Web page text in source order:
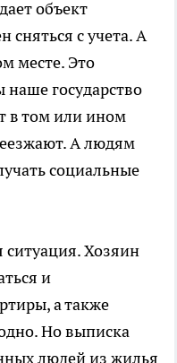
объект
сняться с учета. А
месте. Это
наше государство
в том или ином
А людям
социальные
ситуация. Хозяин
и
а также
Но выписка
людей из жилья